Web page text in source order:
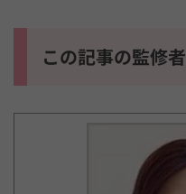
この記事の監修者